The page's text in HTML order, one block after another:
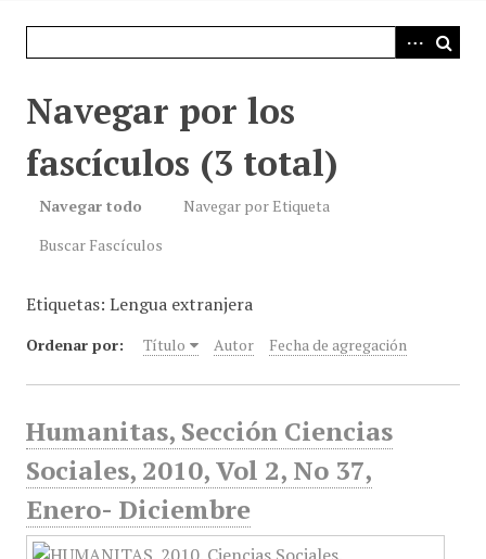
Navegar por los
fascículos (3 total)
Navegar todo
Navegar por Etiqueta
Buscar Fascículos
Etiquetas: Lengua extranjera
Ordenar por: Título Autor Fecha de agregación
Humanitas, Sección Ciencias
Sociales, 2010, Vol 2, No 37,
Enero- Diciembre